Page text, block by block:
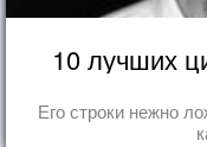
10 лучших
Его строки нежно